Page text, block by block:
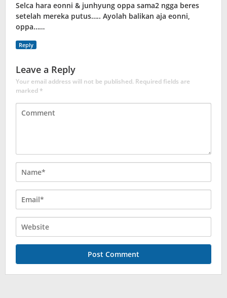
Selca hara eonni & junhyung oppa sama2 ngga beres
setelah mereka putus….. Ayolah balikan aja eonni,
oppa……
Reply
Leave a Reply
Your email address will not be published. Required fields are
marked*